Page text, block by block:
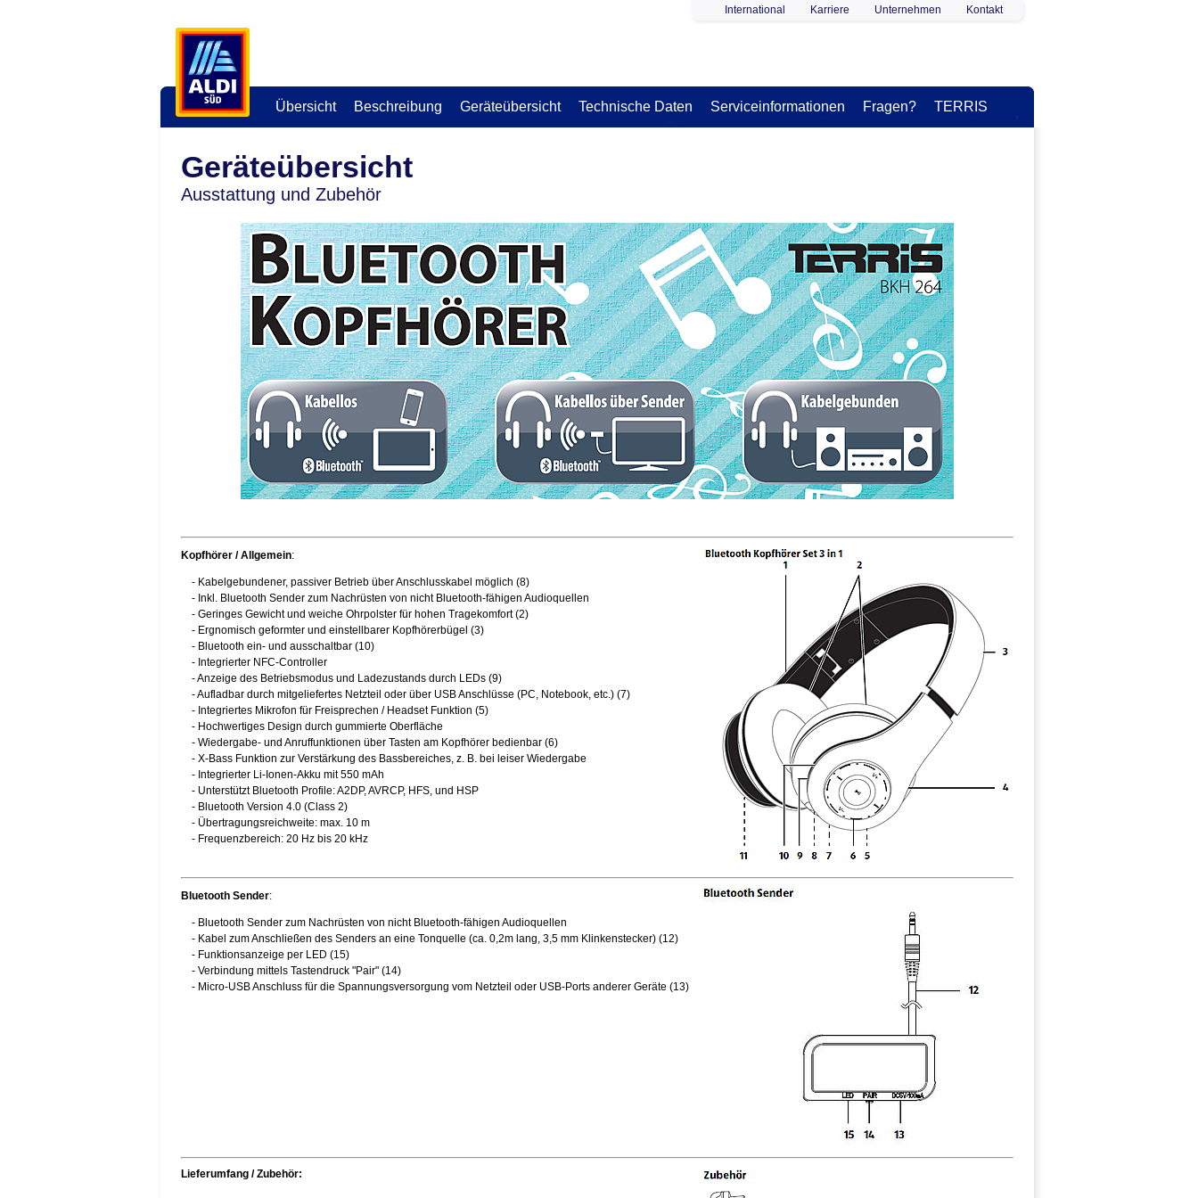
International Karriere Unternehmen Kontakt
Übersicht Beschreibung Geräteübersicht Technische Daten Serviceinformationen Fragen? TERRIS
Geräteübersicht
Ausstattung und Zubehör
Kopfhörer / Allgemein:
- Kabelgebundener, passiver Betrieb über Anschlusskabel möglich (8)
- Inkl. Bluetooth Sender zum Nachrüsten von nicht Bluetooth-fähigen Audioquellen
- Geringes Gewicht und weiche Ohrpolster für hohen Tragekomfort (2)
- Ergnomisch geformter und einstellbarer Kopfhörerbügel (3)
- Bluetooth ein- und ausschaltbar (10)
- Integrierter NFC-Controller
- Anzeige des Betriebsmodus und Ladezustands durch LEDs (9)
- Aufladbar durch mitgeliefertes Netzteil oder über USB Anschlüsse (PC, Notebook, etc.) (7)
- Integriertes Mikrofon für Freisprechen / Headset Funktion (5)
- Hochwertiges Design durch gummierte Oberfläche
- Wiedergabe- und Anruffunktionen über Tasten am Kopfhörer bedienbar (6)
- X-Bass Funktion zur Verstärkung des Bassbereiches, z. B. bei leiser Wiedergabe
- Integrierter Li-Ionen-Akku mit 550 mAh
- Unterstützt Bluetooth Profile: A2DP, AVRCP, HFS, und HSP
- Bluetooth Version 4.0 (Class 2)
- Übertragungsreichweite: max. 10 m
- Frequenzbereich: 20 Hz bis 20 kHz
Bluetooth Sender:
- Bluetooth Sender zum Nachrüsten von nicht Bluetooth-fähigen Audioquellen
- Kabel zum Anschließen des Senders an eine Tonquelle (ca. 0,2m lang, 3,5 mm Klinkenstecker) (12)
- Funktionsanzeige per LED (15)
- Verbindung mittels Tastendruck "Pair" (14)
- Micro-USB Anschluss für die Spannungsversorgung vom Netzteil oder USB-Ports anderer Geräte (13)
Lieferumfang / Zubehör: